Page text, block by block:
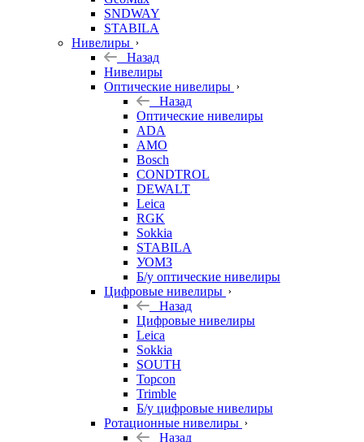
SNDWAY
STABILA
Нивелиры
Назад
Нивелиры
Оптические нивелиры
Назад
Оптические нивелиры
ADA
AMO
Bosch
CONDTROL
DEWALT
Leica
RGK
Sokkia
STABILA
УОМЗ
Б/у оптические нивелиры
Цифровые нивелиры
Назад
Цифровые нивелиры
Leica
Sokkia
SOUTH
Topcon
Trimble
Б/у цифровые нивелиры
Ротационные нивелиры
Назад